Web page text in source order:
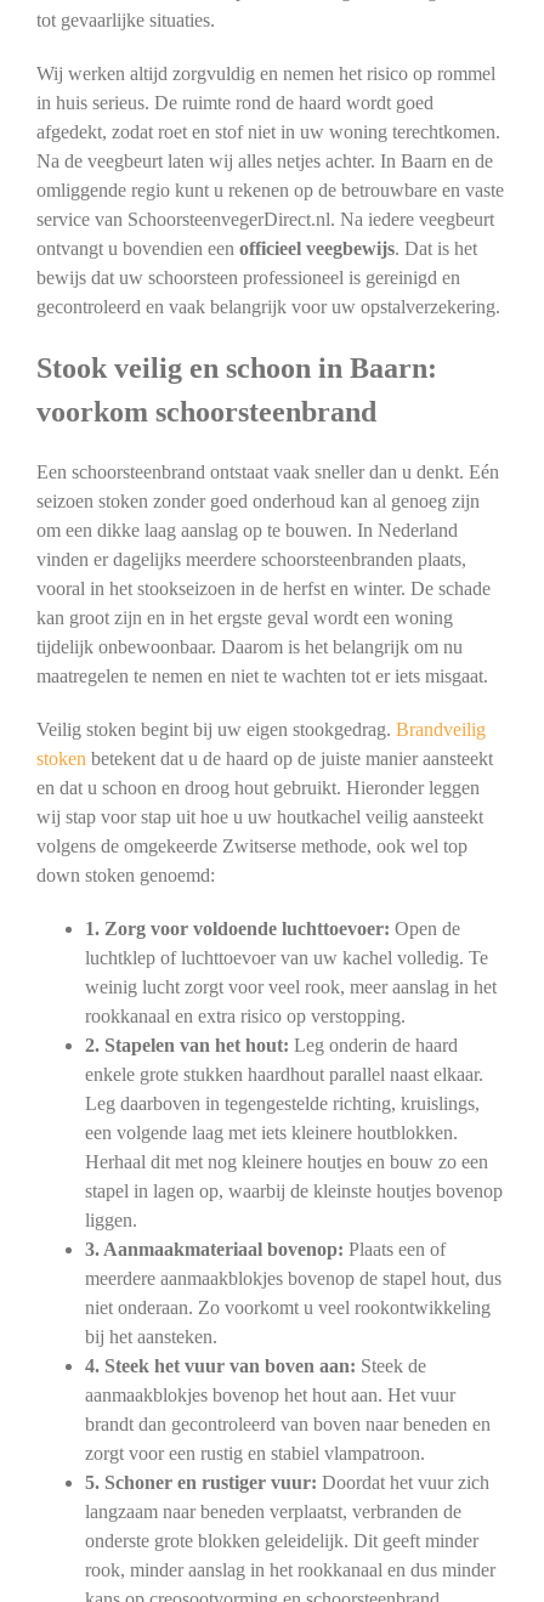
tot gevaarlijke situaties.
Wij werken altijd zorgvuldig en nemen het risico op rommel
in huis serieus. De ruimte rond de haard wordt goed
afgedekt, zodat roet en stof niet in uw woning terechtkomen.
Na de veegbeurt laten wij alles netjes achter. In Baarn en de
omliggende regio kunt u rekenen op de betrouwbare en vaste
service van SchoorsteenvegerDirect.nl. Na iedere veegbeurt
ontvangt u bovendien een officieel veegbewijs. Dat is het
bewijs dat uw schoorsteen professioneel is gereinigd en
gecontroleerd en vaak belangrijk voor uw opstalverzekering.
Stook veilig en schoon in Baarn:
voorkom schoorsteenbrand
Een schoorsteenbrand ontstaat vaak sneller dan u denkt. Eén
seizoen stoken zonder goed onderhoud kan al genoeg zijn
om een dikke laag aanslag op te bouwen. In Nederland
vinden er dagelijks meerdere schoorsteenbranden plaats,
vooral in het stookseizoen in de herfst en winter. De schade
kan groot zijn en in het ergste geval wordt een woning
tijdelijk onbewoonbaar. Daarom is het belangrijk om nu
maatregelen te nemen en niet te wachten tot er iets misgaat.
Veilig stoken begint bij uw eigen stookgedrag. Brandveilig
stoken betekent dat u de haard op de juiste manier aansteekt
en dat u schoon en droog hout gebruikt. Hieronder leggen
wij stap voor stap uit hoe u uw houtkachel veilig aansteekt
volgens de omgekeerde Zwitserse methode, ook wel top
down stoken genoemd:
1. Zorg voor voldoende luchttoevoer: Open de
luchtklep of luchttoevoer van uw kachel volledig. Te
weinig lucht zorgt voor veel rook, meer aanslag in het
rookkanaal en extra risico op verstopping.
2. Stapelen van het hout: Leg onderin de haard
enkele grote stukken haardhout parallel naast elkaar.
Leg daarboven in tegengestelde richting, kruislings,
een volgende laag met iets kleinere houtblokken.
Herhaal dit met nog kleinere houtjes en bouw zo een
stapel in lagen op, waarbij de kleinste houtjes bovenop
liggen.
3. Aanmaakmateriaal bovenop: Plaats een of
meerdere aanmaakblokjes bovenop de stapel hout, dus
niet onderaan. Zo voorkomt u veel rookontwikkeling
bij het aansteken.
4. Steek het vuur van boven aan: Steek de
aanmaakblokjes bovenop het hout aan. Het vuur
brandt dan gecontroleerd van boven naar beneden en
zorgt voor een rustig en stabiel vlampatroon.
5. Schoner en rustiger vuur: Doordat het vuur zich
langzaam naar beneden verplaatst, verbranden de
onderste grote blokken geleidelijk. Dit geeft minder
rook, minder aanslag in het rookkanaal en dus minder